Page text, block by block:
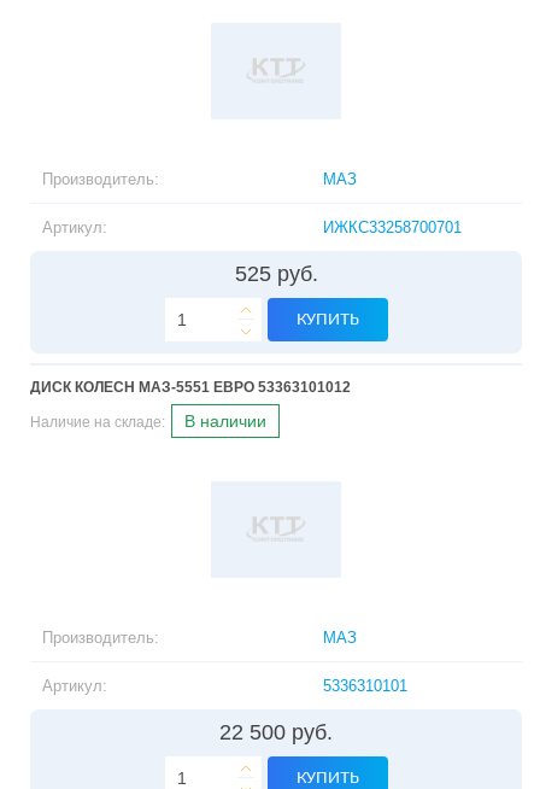
Производитель: МАЗ
Артикул: ИЖКС33258700701
525 руб.
КУПИТЬ
ДИСК КОЛЕСН МАЗ-5551 ЕВРО 53363101012
Наличие на складе: В наличии
Производитель: МАЗ
Артикул: 5336310101
22 500 руб.
КУПИТЬ